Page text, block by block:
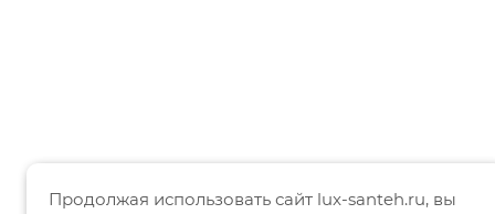
Продолжая использовать сайт lux-santeh.ru, вы